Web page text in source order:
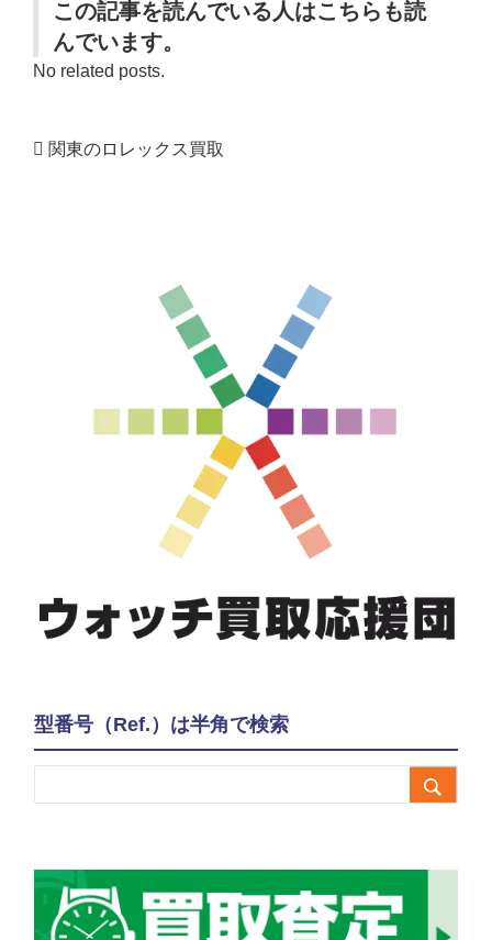
この記事を読んでいる人はこちらも読
んでいます。
No related posts.
関東のロレックス買取
型番号（Ref.）は半角で検索
